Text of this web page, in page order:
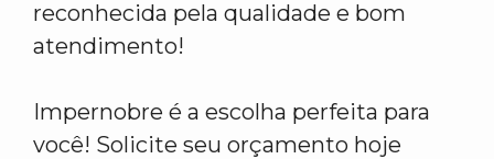
reconhecida pela qualidade e bom
atendimento!
Impernobre é a escolha perfeita para
você! Solicite seu orçamento hoje